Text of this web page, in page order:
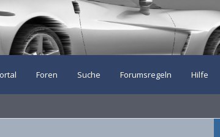
Foren Suche Forumsregeln Hilfe